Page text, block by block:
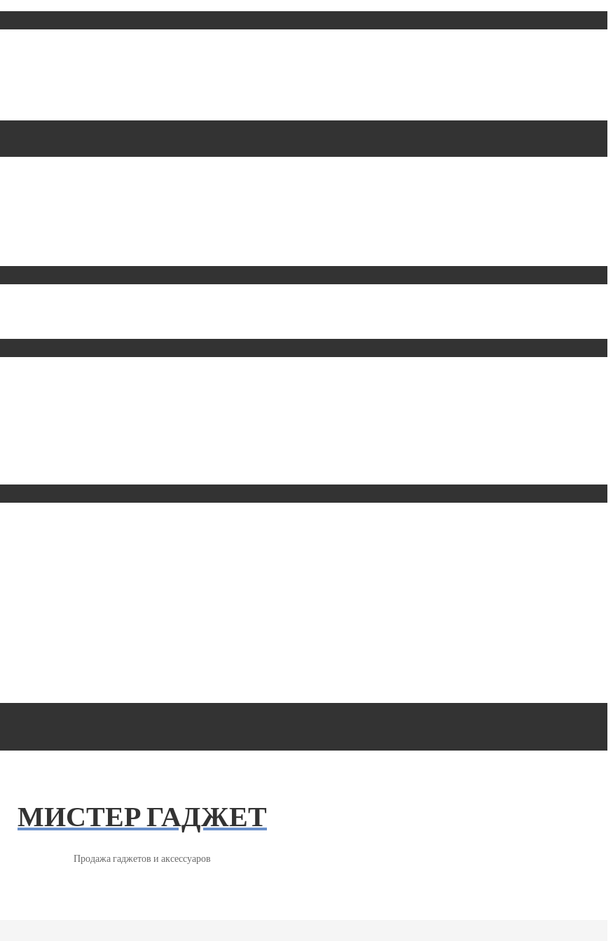
МИСТЕР ГАДЖЕТ
Продажа гаджетов и аксессуаров